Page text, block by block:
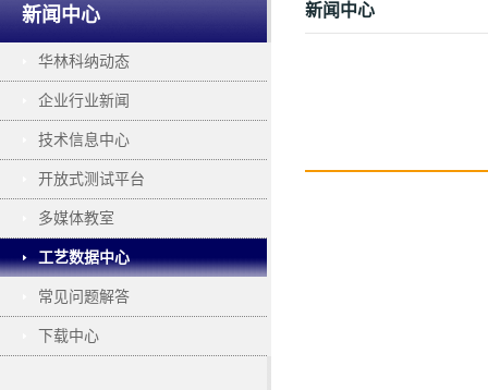
新闻中心
华林科纳动态
企业行业新闻
技术信息中心
开放式测试平台
多媒体教室
工艺数据中心
常见问题解答
下载中心
新闻中心